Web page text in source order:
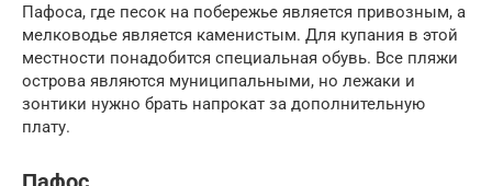
Пафоса, где песок на побережье является привозным, а
мелководье является каменистым. Для купания в этой
местности понадобится специальная обувь. Все пляжи
острова являются муниципальными, но лежаки и
зонтики нужно брать напрокат за дополнительную
плату.